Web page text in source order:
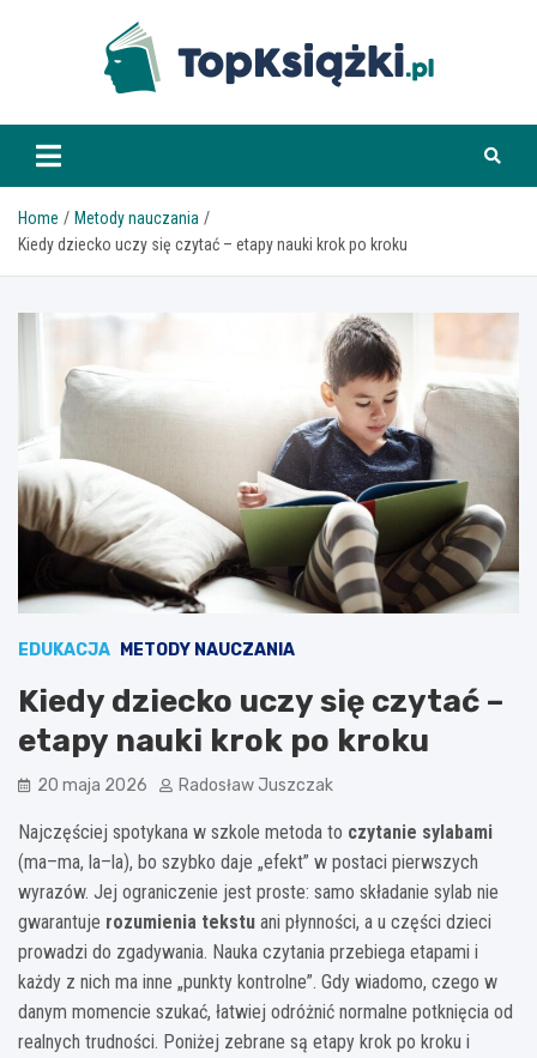
www.topksiazki.pl
Home
Metody nauczania
Kiedy dziecko uczy się czytać – etapy nauki krok po kroku
EDUKACJA METODY NAUCZANIA
Kiedy dziecko uczy się czytać –
etapy nauki krok po kroku
20 maja 2026 Radosław Juszczak
Najczęściej spotykana w szkole metoda to czytanie sylabami
(ma–ma, la–la), bo szybko daje „efekt” w postaci pierwszych
wyrazów. Jej ograniczenie jest proste: samo składanie sylab nie
gwarantuje rozumienia tekstu ani płynności, a u części dzieci
prowadzi do zgadywania. Nauka czytania przebiega etapami i
każdy z nich ma inne „punkty kontrolne”. Gdy wiadomo, czego w
danym momencie szukać, łatwiej odróżnić normalne potknięcia od
realnych trudności. Poniżej zebrane są etapy krok po kroku i